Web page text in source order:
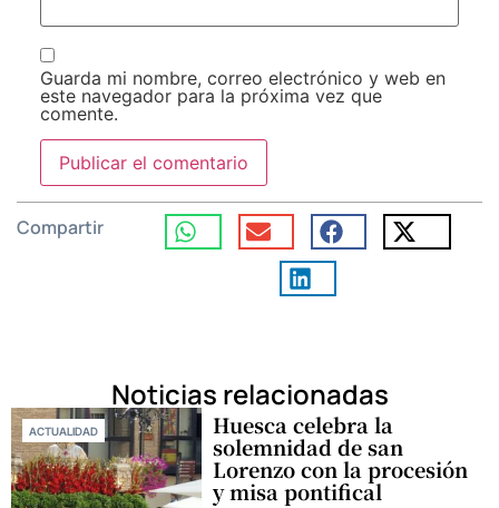
Guarda mi nombre, correo electrónico y web en
este navegador para la próxima vez que
comente.
Compartir
Noticias relacionadas
ACTUALIDAD Huesca celebra la
solemnidad de san
Lorenzo con la procesión
y misa pontifical